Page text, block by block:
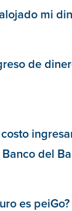
mi
de
del
es peiGo?